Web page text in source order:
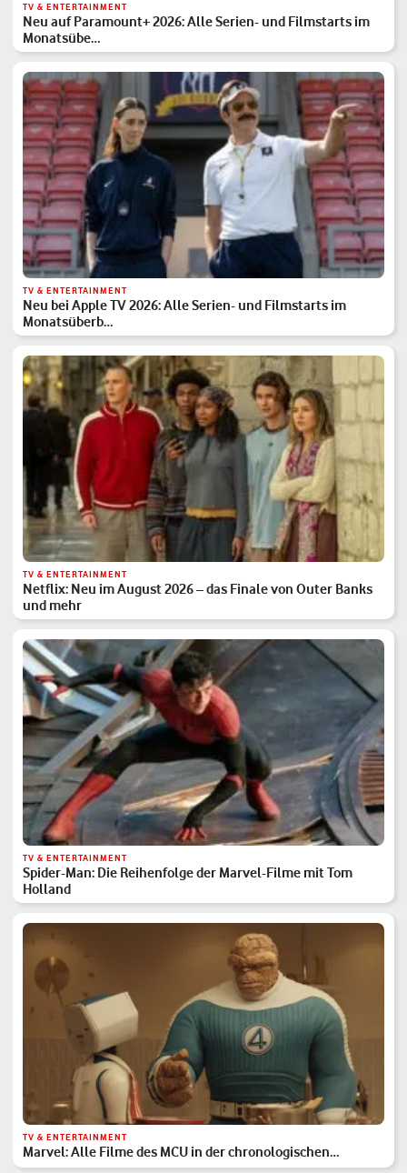
TV & ENTERTAINMENT
Neu auf Paramount+ 2026: Alle Serien- und Filmstarts im
Monatsübe…
TV & ENTERTAINMENT
Neu bei Apple TV 2026: Alle Serien- und Filmstarts im
Monatsüberb…
TV & ENTERTAINMENT
Netflix: Neu im August 2026 – das Finale von Outer Banks
und mehr
TV & ENTERTAINMENT
Spider-Man: Die Reihenfolge der Marvel-Filme mit Tom
Holland
TV & ENTERTAINMENT
Marvel: Alle Filme des MCU in der chronologischen
Reihenfolge